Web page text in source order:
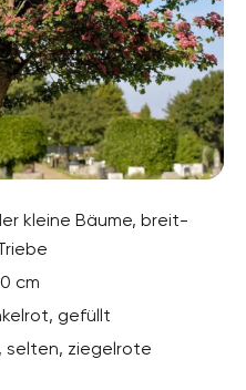
kleine Bäume, breit-
cm
gefüllt
selten, ziegelrote